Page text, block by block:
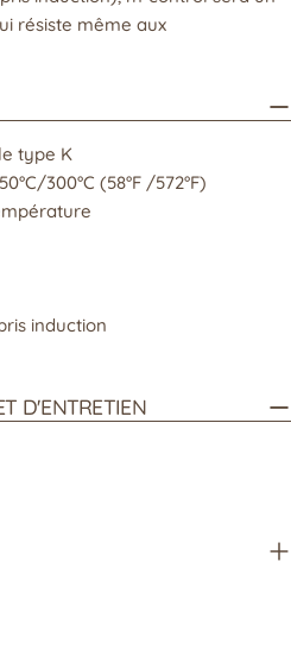
résiste même aux
type K
300°C (58°F /572°F)
induction
D'ENTRETIEN